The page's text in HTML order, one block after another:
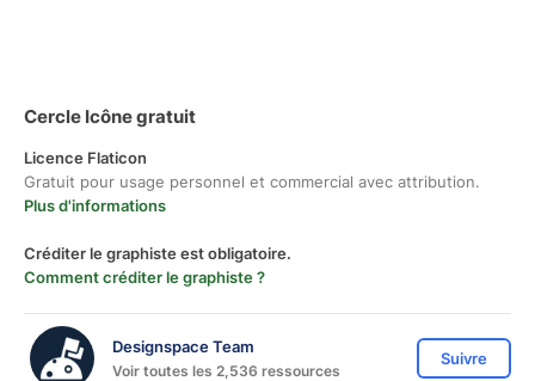
Cercle Icône gratuit
Licence Flaticon
Gratuit pour usage personnel et commercial avec attribution.
Plus d'informations
Créditer le graphiste est obligatoire.
Comment créditer le graphiste ?
Designspace Team
Voir toutes les 2,536 ressources
Suivre